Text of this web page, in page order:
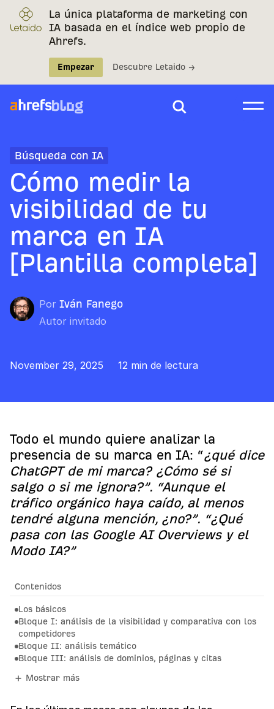
La única plataforma de marketing con
IA basada en el índice web propio de
Ahrefs.
Empezar Descubre Letaido →
Búsqueda con IA
Cómo medir la
visibilidad de tu
marca en IA
[Plantilla completa]
Por Iván Fanego
Autor invitado
November 29, 2025 12 min de lectura
Todo el mundo quiere analizar la
presencia de su marca en IA: “¿qué dice
ChatGPT de mi marca? ¿Cómo sé si
salgo o si me ignora?”. “Aunque el
tráfico orgánico haya caído, al menos
tendré alguna mención, ¿no?”. “¿Qué
pasa con las Google AI Overviews y el
Modo IA?”
Contenidos
Los básicos
Bloque I: análisis de la visibilidad y comparativa con los
competidores
Bloque II: análisis temático
Bloque III: análisis de dominios, páginas y citas
Mostrar más